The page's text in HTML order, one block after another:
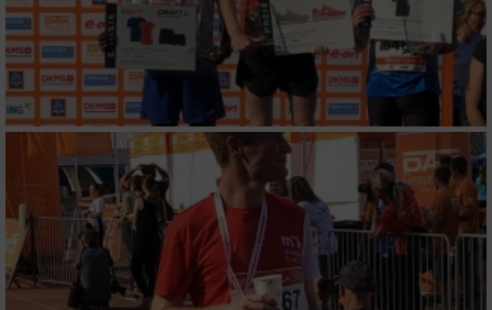
Entwicklung und Verbesserung der Angebote
Verwendung reduzierter Daten zur Auswahl
von Inhalten
IAB-Besonderheiten:
Verwendung genauer Standortdaten
Geräte anhand von aktiv angeforderten
Informationen identifizieren
Nicht-IAB-Verarbeitungszwecke: